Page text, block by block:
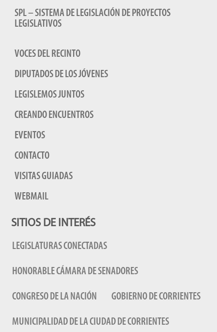
SPL – SISTEMA DE LEGISLACIÓN DE PROYECTOS
LEGISLATIVOS
VOCES DEL RECINTO
DIPUTADOS DE LOS JÓVENES
LEGISLEMOS JUNTOS
CREANDO ENCUENTROS
EVENTOS
CONTACTO
VISITAS GUIADAS
WEBMAIL
SITIOS DE INTERÉS
LEGISLATURAS CONECTADAS
HONORABLE CÁMARA DE SENADORES
CONGRESO DE LA NACIÓN GOBIERNO DE CORRIENTES
MUNICIPALIDAD DE LA CIUDAD DE CORRIENTES